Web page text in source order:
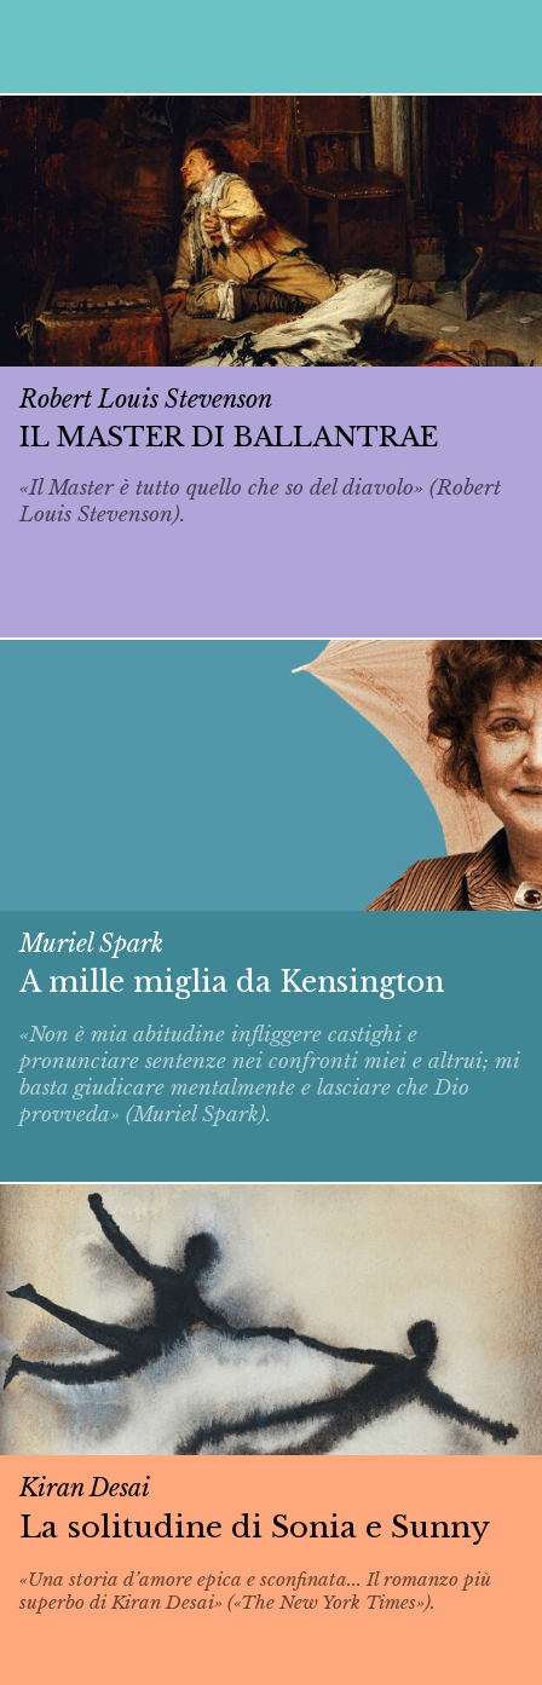
Robert Louis Stevenson
IL MASTER DI BALLANTRAE
«Il Master è tutto quello che so del diavolo» (Robert
Louis Stevenson).
Muriel Spark
A mille miglia da Kensington
«Non è mia abitudine infliggere castighi e
pronunciare sentenze nei confronti miei e altrui; mi
basta giudicare mentalmente e lasciare che Dio
provveda» (Muriel Spark).
Kiran Desai
La solitudine di Sonia e Sunny
«Una storia d’amore epica e sconfinata... Il romanzo più
superbo di Kiran Desai» («The New York Times»).